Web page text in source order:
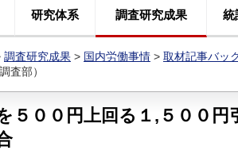
研究体系 調査研究成果 統
調査研究成果 > 国内労働事情 > 取材記事バッ
査部）
５００円上回る１,５００